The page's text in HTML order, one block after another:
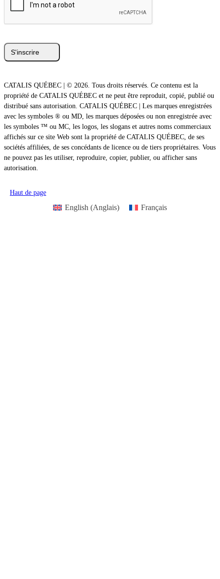
CATALIS QUÉBEC | © 2026. Tous droits réservés. Ce contenu est la
propriété de CATALIS QUÉBEC et ne peut être reproduit, copié, publié ou
distribué sans autorisation. CATALIS QUÉBEC | Les marques enregistrées
avec les symboles ® ou MD, les marques déposées ou non enregistrée avec
les symboles ™ ou MC, les logos, les slogans et autres noms commerciaux
affichés sur ce site Web sont la propriété de CATALIS QUÉBEC, de ses
sociétés affiliées, de ses concédants de licence ou de tiers propriétaires. Vous
ne pouvez pas les utiliser, reproduire, copier, publier, ou afficher sans
autorisation.
Haut de page
English (Anglais) Français